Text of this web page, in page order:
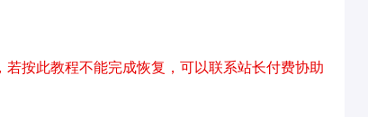
按此教程不能完成恢复，可以联系站长付费协助